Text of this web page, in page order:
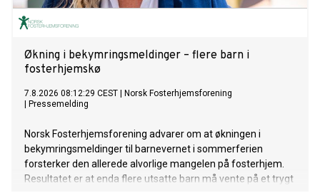
Økning i bekymringsmeldinger – flere barn i
fosterhjemskø
7.8.2026 08:12:29 CEST
Norsk Fosterhjemsforening
Pressemelding
Norsk Fosterhjemsforening advarer om at økningen i
bekymringsmeldinger til barnevernet i sommerferien
forsterker den allerede alvorlige mangelen på fosterhjem.
Resultatet er at enda flere utsatte barn må vente på et trygt